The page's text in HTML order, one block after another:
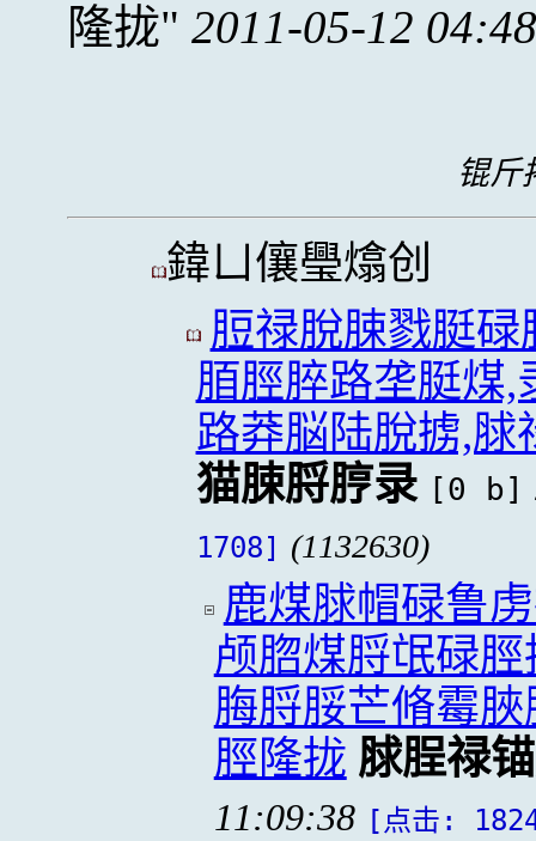
隆拢
2011-05-12
锟斤
鍏ㄩ儴璺熻创
脰禄脫脨戮脡
脜脛脺路垄脡煤,
路莽脳陆脫掳,脙
猫脨脟脝录 [0 b]
1708] (1132630)
鹿煤脙帽碌鲁
颅脗煤脟氓碌
脢脟脮芒脩霉
脛隆拢 脙脭禄
11:09:38 [点击: